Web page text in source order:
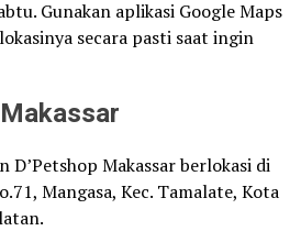
Gunakan aplikasi Google Maps
secara pasti saat ingin
D’Petshop Makassar berlokasi di
Mangasa, Kec. Tamalate, Kota